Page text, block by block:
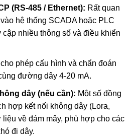
(RS-485 / Ethernet): Rất quan
hệ thống SCADA hoặc PLC
cập nhiều thông số và điều khiển
phép cấu hình và chẩn đoán
đường dây 4-20 mA.
dây (nếu cần): Một số đồng
hợp kết nối không dây (Lora,
về đám mây, phù hợp cho các
đi dây.